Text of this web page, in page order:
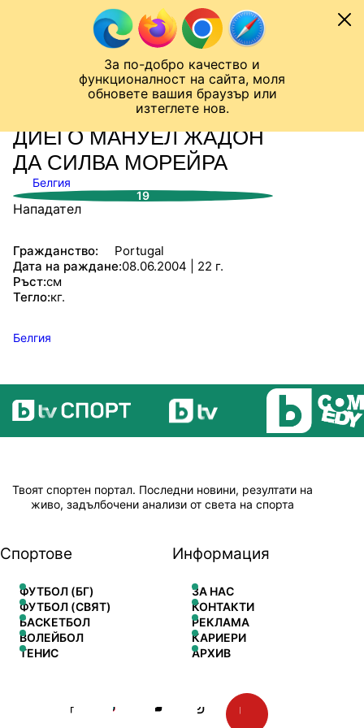
За по-добро качество и
функционалност на сайта, моля
обновете вашия браузър или
изтеглете нов.
Към съдържанието
Лига на Конференциите
СТАТИСТИКИ
ДИЕГО МАНУЕЛ ЖАДОН
ДА СИЛВА МОРЕЙРА
Белгия
19
Нападател
Гражданство:
Portugal
Дата на раждане:08.06.2004 | 22 г.
Ръст:см
Тегло:кг.
Белгия
Твоят спортен портал. Последни новини, резултати на
живо, задълбочени анализи от света на спорта
Спортове
ФУТБОЛ (БГ)
ФУТБОЛ (СВЯТ)
БАСКЕТБОЛ
ВОЛЕЙБОЛ
ТЕНИС
Информация
ЗА НАС
КОНТАКТИ
РЕКЛАМА
КАРИЕРИ
АРХИВ